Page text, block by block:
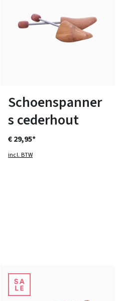
Schoenspanner
s cederhout
€ 29,95*
incl. BTW